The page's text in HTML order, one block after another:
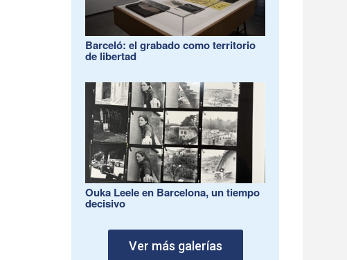
Barceló: el grabado como territorio
de libertad
Ouka Leele en Barcelona, un tiempo
decisivo
Ver más galerías